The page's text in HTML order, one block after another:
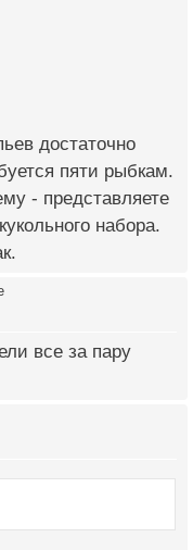
достаточно
пяти рыбкам.
- представляете
набора.
все за пару